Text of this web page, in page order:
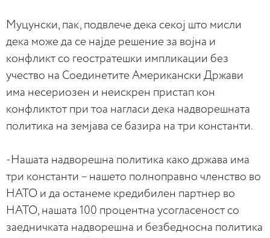
Муцунски, пак, подвлече дека секој што мисли
дека може да се најде решение за војна и
конфликт со геостратешки импликации без
учество на Соединетите Американски Држави
има несериозен и неискрен пристап кон
конфликтот при тоа нагласи дека надворешната
политика на земјава се базира на три константи.
-Нашата надворешна политика како држава има
три константи – нашето полноправно членство во
НАТО и да останеме кредибилен партнер во
НАТО, нашата 100 процентна усогласеност со
заедничката надворешна и безбедносна политика